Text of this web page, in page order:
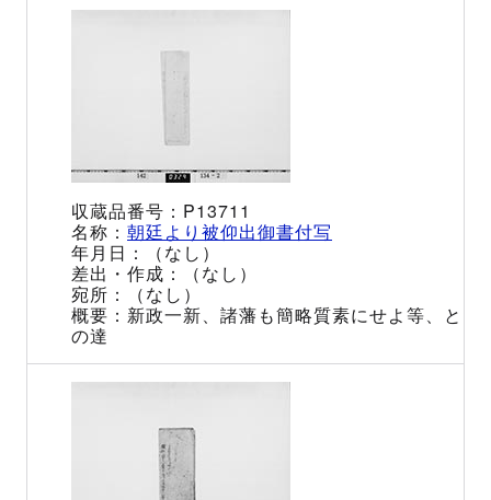
P13711
朝廷より被仰出御書付写
（なし）
（なし）
（なし）
新政一新、諸藩も簡略質素にせよ等、と
の達